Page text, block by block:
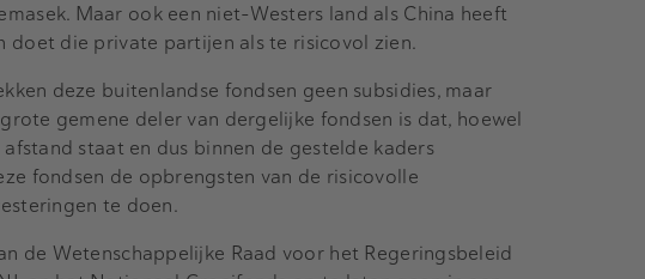
Maar ook een niet-Westers land als China heeft
die private partijen als te risicovol zien.
deze buitenlandse fondsen geen subsidies, maar
gemene deler van dergelijke fondsen is dat, hoewel
staat en dus binnen de gestelde kaders
fondsen de opbrengsten van de risicovolle
te doen.
de Wetenschappelijke Raad voor het Regeringsbeleid